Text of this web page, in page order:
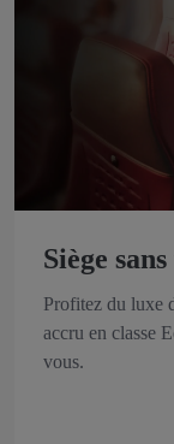
Siège
Profitez du luxe
accru en classe
vous.